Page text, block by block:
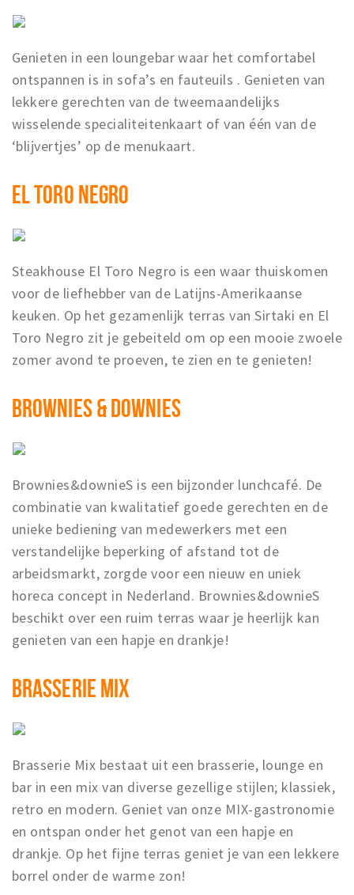
Genieten in een loungebar waar het comfortabel
ontspannen is in sofa’s en fauteuils . Genieten van
lekkere gerechten van de tweemaandelijks
wisselende specialiteitenkaart of van één van de
‘blijvertjes’ op de menukaart.
EL TORO NEGRO
Steakhouse El Toro Negro is een waar thuiskomen
voor de liefhebber van de Latijns-Amerikaanse
keuken. Op het gezamenlijk terras van Sirtaki en El
Toro Negro zit je gebeiteld om op een mooie zwoele
zomer avond te proeven, te zien en te genieten!
BROWNIES & DOWNIES
Brownies&downieS is een bijzonder lunchcafé. De
combinatie van kwalitatief goede gerechten en de
unieke bediening van medewerkers met een
verstandelijke beperking of afstand tot de
arbeidsmarkt, zorgde voor een nieuw en uniek
horeca concept in Nederland. Brownies&downieS
beschikt over een ruim terras waar je heerlijk kan
genieten van een hapje en drankje!
BRASSERIE MIX
Brasserie Mix bestaat uit een brasserie, lounge en
bar in een mix van diverse gezellige stijlen; klassiek,
retro en modern. Geniet van onze MIX-gastronomie
en ontspan onder het genot van een hapje en
drankje. Op het fijne terras geniet je van een lekkere
borrel onder de warme zon!